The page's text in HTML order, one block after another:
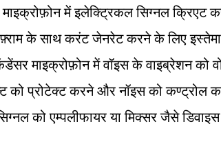
में इलेक्ट्रिकल सिग्नल क्रिएट
के साथ करंट जेनरेट करने के लिए
माइक्रोफ़ोन में वॉइस के वाइब्रेशन को
को प्रोटेक्ट करने और नॉइस को कण्ट्रोल
को एम्पलीफायर या मिक्सर जैसे